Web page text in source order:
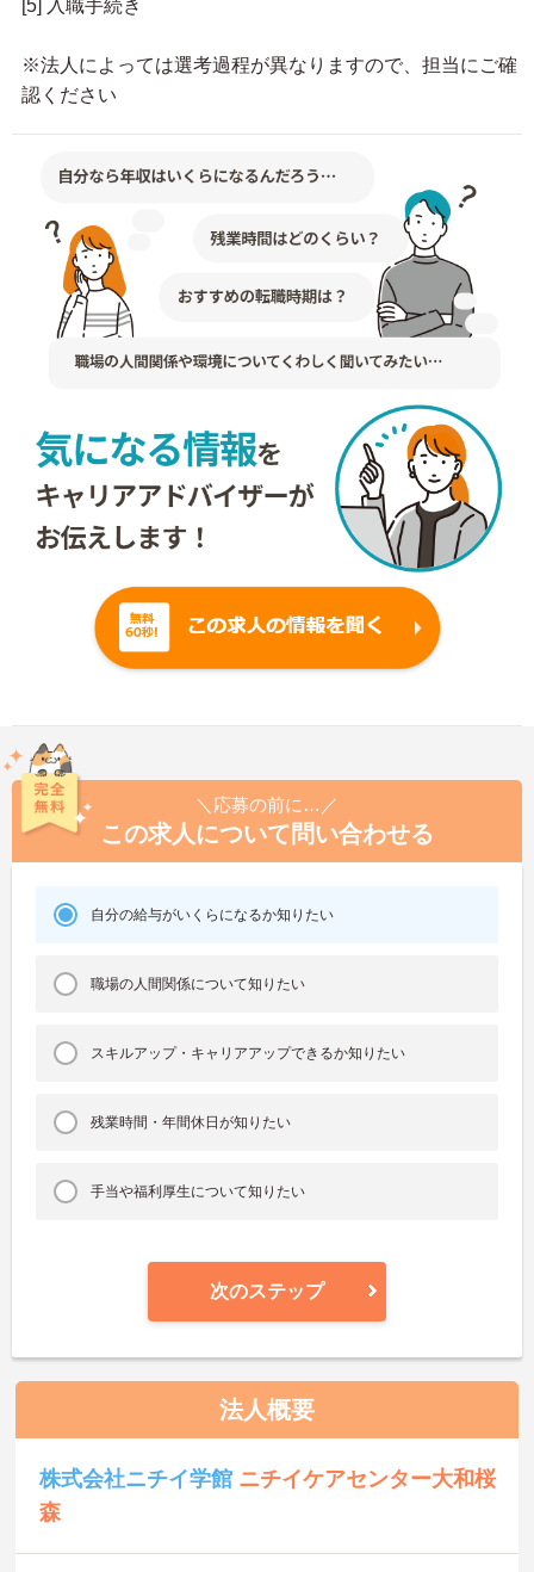
[5] 入職手続き
※法人によっては選考過程が異なりますので、担当にご確
認ください
＼応募の前に…／
この求人について問い合わせる
自分の給与がいくらになるか知りたい
職場の人間関係について知りたい
スキルアップ・キャリアアップできるか知りたい
残業時間・年間休日が知りたい
手当や福利厚生について知りたい
次のステップ
法人概要
株式会社ニチイ学館 ニチイケアセンター大和桜
森